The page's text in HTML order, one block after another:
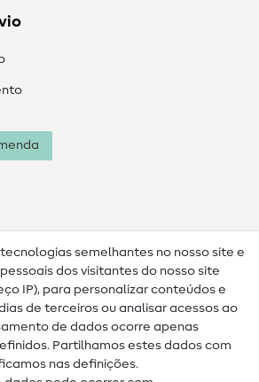
semelhantes no nosso site e
dos visitantes do nosso site
IP), para personalizar conteúdos e
de terceiros ou analisar acessos ao
de dados ocorre apenas
Partilhamos estes dados com
nas definições.